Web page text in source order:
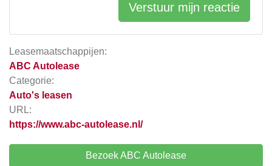
Leasemaatschappijen:
ABC Autolease
Categorie:
Auto's leasen
URL:
https://www.abc-autolease.nl/
Bezoek ABC Autolease
Verstuur mijn reactie